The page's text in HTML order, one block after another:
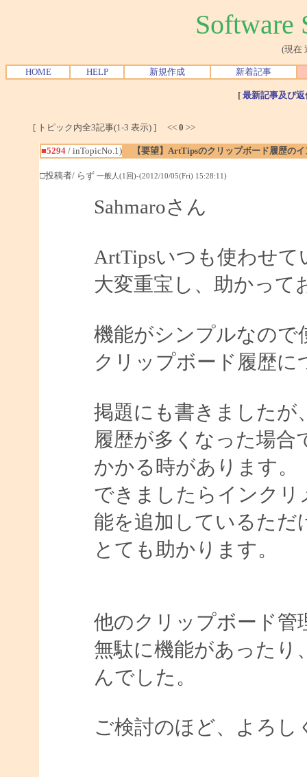
Software
(現在
HOME HELP 新規作成 新着記事
[ 最新記事及び
[ トピック内全3記事(1-3 表示) ] << 0 >>
■5294/ inTopicNo.1) 【要望】ArtTipsのクリップボード履歴の
□投稿者/ らず 一般人(1回)-(2012/10/05(Fri) 15:28:11)
Sahmaroさん
ArtTipsいつも使わせ
大変重宝し、助かって
機能がシンプルなので
クリップボード履歴に
掲題にも書きましたが
履歴が多くなった場合
かかる時があります。
できましたらインク
能を追加しているただ
とても助かります。
他のクリップボード管
無駄に機能があったり
んでした。
ご検討のほど、よろし